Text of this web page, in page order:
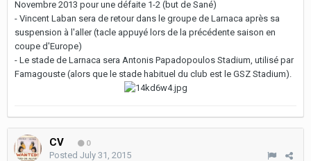
Novembre 2013 pour une défaite 1-2 (but de Sané)
- Vincent Laban sera de retour dans le groupe de Larnaca après sa
suspension à l'aller (tacle appuyé lors de la précédente saison en
coupe d'Europe)
- Le stade de Larnaca sera Antonis Papadopoulos Stadium, utilisé par
Famagouste (alors que le stade habituel du club est le GSZ Stadium).
CV 0
Posted July 31, 2015